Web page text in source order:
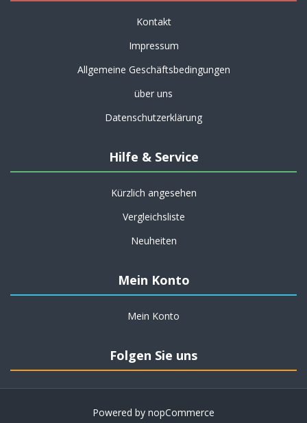
Kontakt
Impressum
Allgemeine Geschäftsbedingungen
über uns
Datenschutzerklärung
Hilfe & Service
Kürzlich angesehen
Vergleichsliste
Neuheiten
Mein Konto
Mein Konto
Folgen Sie uns
Powered by nopCommerce